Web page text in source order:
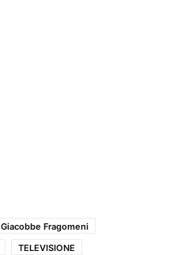
Giacobbe Fragomeni
TELEVISIONE